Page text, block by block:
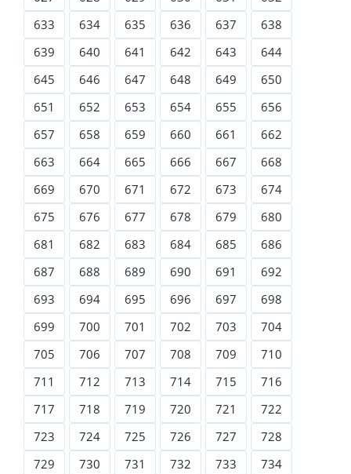
633
634 635 636 637
638
639
640 641 642 643
644
645
646 647 648 649
650
651
652 653 654 655
656
657
658 659 660 661
662
663
664 665 666 667
668
669
670 671 672 673
674
675
676 677 678 679
680
681
682 683 684 685
686
687
688 689 690 691
692
693
694 695 696 697
698
699
700 701 702 703
704
705
706 707 708 709
710
711
712 713 714 715
716
717
718 719 720 721
722
723
724 725 726 727
728
729
730 731 732 733
734